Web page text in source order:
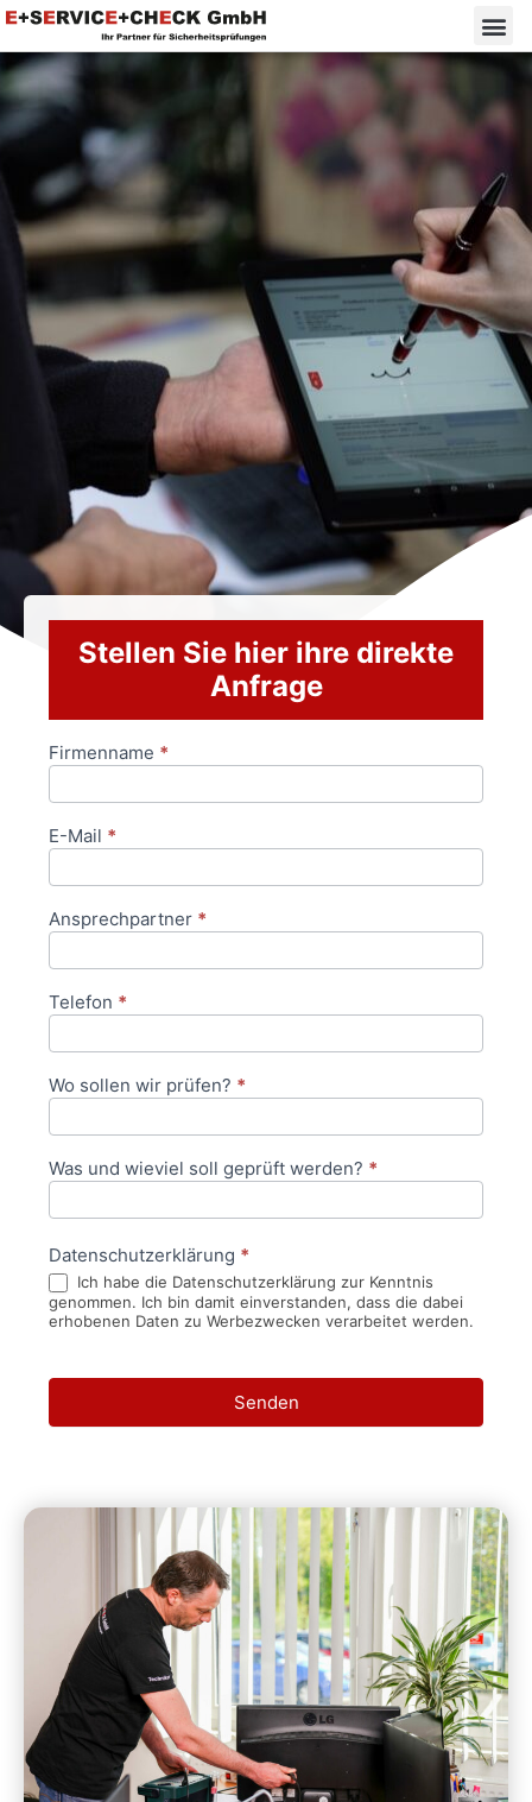
Stellen Sie hier ihre direkte
Anfrage
Anfrageformular
Firmenname *
E-Mail *
Ansprechpartner *
Telefon *
Wo sollen wir prüfen? *
Was und wieviel soll geprüft werden? *
Datenschutzerklärung *
Ich habe die Datenschutzerklärung zur Kenntnis
genommen. Ich bin damit einverstanden, dass die dabei
erhobenen Daten zu Werbezwecken verarbeitet werden.
Senden